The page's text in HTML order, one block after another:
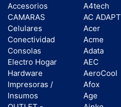
Accesorios
CAMARAS
Celulares
Conectividad
Consolas
Electro Hogar
Hardware
Impresoras /
Insumos
A4tech
AC
Acer
Acme
Adata
AEC
AeroCool
Afox
Age